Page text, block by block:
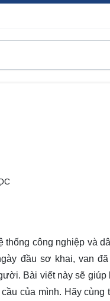
thống công nghiệp và
đầu sơ khai, van
Bài viết này sẽ
của mình. Hãy cùng